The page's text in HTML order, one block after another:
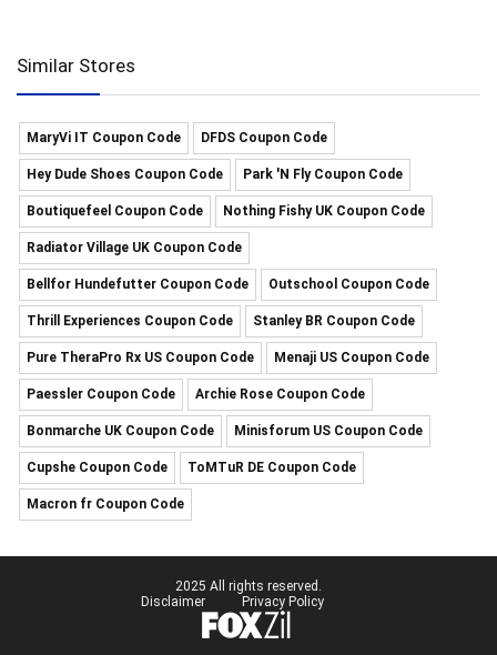
Similar Stores
MaryVi IT Coupon Code DFDS Coupon Code
Hey Dude Shoes Coupon Code Park 'N Fly Coupon Code
Boutiquefeel Coupon Code Nothing Fishy UK Coupon Code
Radiator Village UK Coupon Code
Bellfor Hundefutter Coupon Code Outschool Coupon Code
Thrill Experiences Coupon Code Stanley BR Coupon Code
Pure TheraPro Rx US Coupon Code Menaji US Coupon Code
Paessler Coupon Code Archie Rose Coupon Code
Bonmarche UK Coupon Code Minisforum US Coupon Code
Cupshe Coupon Code ToMTuR DE Coupon Code
Macron fr Coupon Code
2025 All rights reserved.
Disclaimer
Privacy Policy